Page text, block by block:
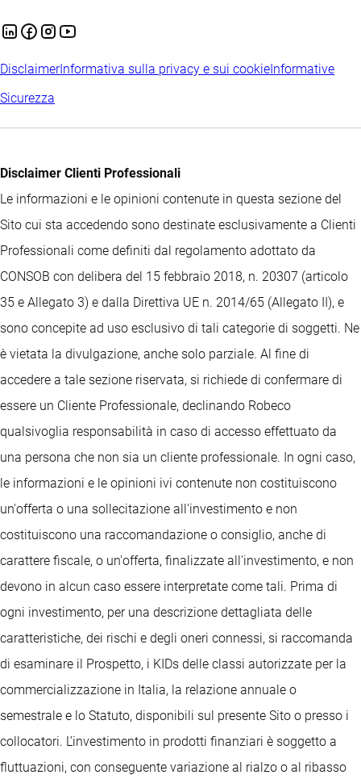
DisclaimerInformativa sulla privacy e sui cookieInformative
Sicurezza
Disclaimer Clienti Professionali
Le informazioni e le opinioni contenute in questa sezione del
Sito cui sta accedendo sono destinate esclusivamente a Clienti
Professionali come definiti dal regolamento adottato da
CONSOB con delibera del 15 febbraio 2018, n. 20307 (articolo
35 e Allegato 3) e dalla Direttiva UE n. 2014/65 (Allegato II), e
sono concepite ad uso esclusivo di tali categorie di soggetti. Ne
è vietata la divulgazione, anche solo parziale. Al fine di
accedere a tale sezione riservata, si richiede di confermare di
essere un Cliente Professionale, declinando Robeco
qualsivoglia responsabilità in caso di accesso effettuato da
una persona che non sia un cliente professionale. In ogni caso,
le informazioni e le opinioni ivi contenute non costituiscono
un'offerta o una sollecitazione all'investimento e non
costituiscono una raccomandazione o consiglio, anche di
carattere fiscale, o un'offerta, finalizzate all'investimento, e non
devono in alcun caso essere interpretate come tali. Prima di
ogni investimento, per una descrizione dettagliata delle
caratteristiche, dei rischi e degli oneri connessi, si raccomanda
di esaminare il Prospetto, i KIDs delle classi autorizzate per la
commercializzazione in Italia, la relazione annuale o
semestrale e lo Statuto, disponibili sul presente Sito o presso i
collocatori. L’investimento in prodotti finanziari è soggetto a
fluttuazioni, con conseguente variazione al rialzo o al ribasso